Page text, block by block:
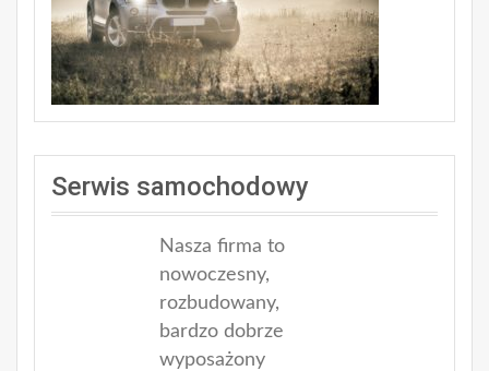
Serwis samochodowy
Nasza firma to
nowoczesny,
rozbudowany,
bardzo dobrze
wyposażony